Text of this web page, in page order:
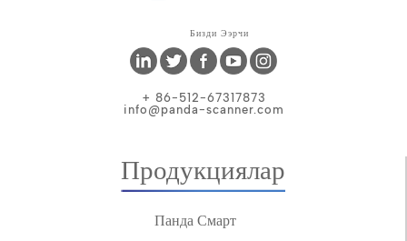
Бизди Ээрчи
+ 86-512-67317873
info@panda-scanner.com
Продукциялар
Панда Смарт